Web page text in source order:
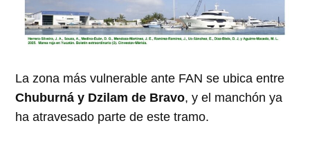
La zona más vulnerable ante FAN se ubica entre
Chuburná y Dzilam de Bravo, y el manchón ya
ha atravesado parte de este tramo.